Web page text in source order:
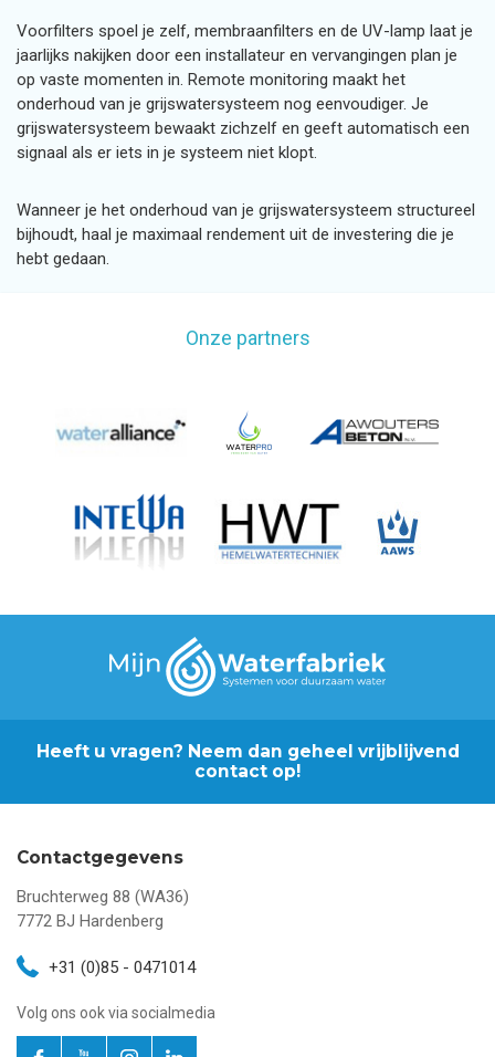
Voorfilters spoel je zelf, membraanfilters en de UV-lamp laat je
jaarlijks nakijken door een installateur en vervangingen plan je
op vaste momenten in. Remote monitoring maakt het
onderhoud van je grijswatersysteem nog eenvoudiger. Je
grijswatersysteem bewaakt zichzelf en geeft automatisch een
signaal als er iets in je systeem niet klopt.
Wanneer je het onderhoud van je grijswatersysteem structureel
bijhoudt, haal je maximaal rendement uit de investering die je
hebt gedaan.
Onze partners
Heeft u vragen? Neem dan geheel vrijblijvend
contact op!
Contactgegevens
Bruchterweg 88 (WA36)
7772 BJ Hardenberg
+31 (0)85 - 0471014
Volg ons ook via socialmedia